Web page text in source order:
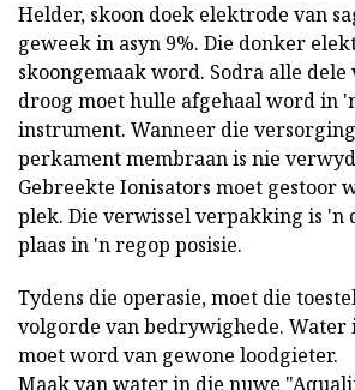
Helder, skoon doek elektrode van
geweek in asyn 9%. Die donker
skoongemaak word. Sodra alle
droog moet hulle afgehaal word in
instrument. Wanneer die
perkament membraan is nie
Gebreekte Ionisators moet gestoor
plek. Die verwissel verpakking is 'n
plaas in 'n regop posisie.
Tydens die operasie, moet die
volgorde van bedrywighede. Water
moet word van gewone loodgieter.
Maak van water in die nuwe